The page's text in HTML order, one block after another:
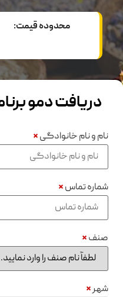
محدوده قیمت:
دریافت دمو
نام و نام خانوادگی*
شماره تماس*
صنف*
شهر*